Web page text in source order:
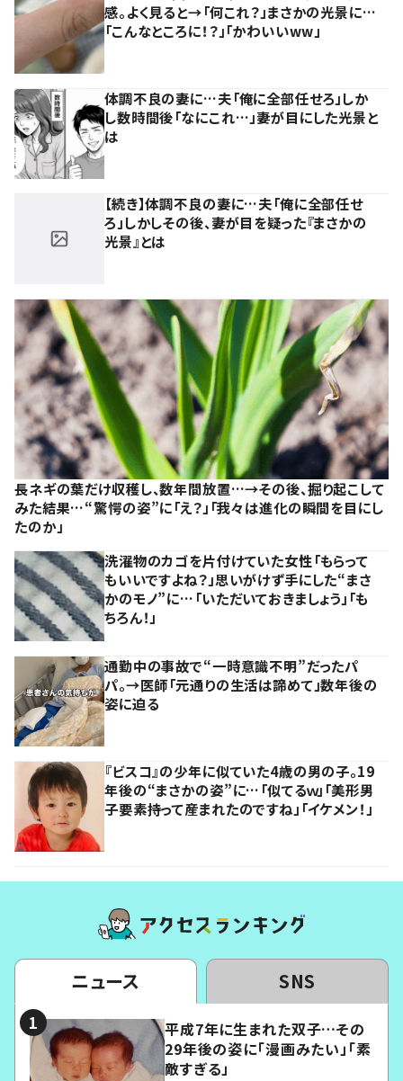
感。よく見ると→「何これ？」まさかの光景に…
「こんなところに！？」「かわいいww」
体調不良の妻に…夫「俺に全部任せろ」しか
し数時間後「なにこれ…」妻が目にした光景と
は
【続き】体調不良の妻に…夫「俺に全部任せ
ろ」しかしその後、妻が目を疑った『まさかの
光景』とは
長ネギの葉だけ収穫し、数年間放置…→その後、掘り起こして
みた結果…“驚愕の姿”に「え？」「我々は進化の瞬間を目にし
たのか」
洗濯物のカゴを片付けていた女性「もらって
もいいですよね？」思いがけず手にした“まさ
かのモノ”に…「いただいておきましょう」「も
ちろん！」
通勤中の事故で“一時意識不明”だったパ
パ。→医師「元通りの生活は諦めて」数年後の
姿に迫る
『ビスコ』の少年に似ていた4歳の男の子。19
年後の“まさかの姿”に…「似てるｗ」「美形男
子要素持って産まれたのですね」「イケメン！」
ニュース SNS
平成7年に生まれた双子…その
29年後の姿に「漫画みたい」「素
敵すぎる」